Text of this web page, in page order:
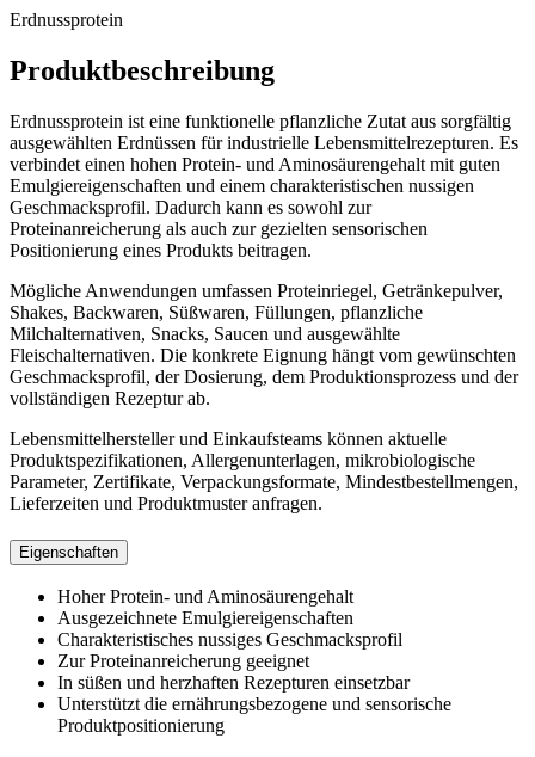
Erdnussprotein
Produktbeschreibung
Erdnussprotein ist eine funktionelle pflanzliche Zutat aus sorgfältig
ausgewählten Erdnüssen für industrielle Lebensmittelrezepturen. Es
verbindet einen hohen Protein- und Aminosäurengehalt mit guten
Emulgiereigenschaften und einem charakteristischen nussigen
Geschmacksprofil. Dadurch kann es sowohl zur
Proteinanreicherung als auch zur gezielten sensorischen
Positionierung eines Produkts beitragen.
Mögliche Anwendungen umfassen Proteinriegel, Getränkepulver,
Shakes, Backwaren, Süßwaren, Füllungen, pflanzliche
Milchalternativen, Snacks, Saucen und ausgewählte
Fleischalternativen. Die konkrete Eignung hängt vom gewünschten
Geschmacksprofil, der Dosierung, dem Produktionsprozess und der
vollständigen Rezeptur ab.
Lebensmittelhersteller und Einkaufsteams können aktuelle
Produktspezifikationen, Allergenunterlagen, mikrobiologische
Parameter, Zertifikate, Verpackungsformate, Mindestbestellmengen,
Lieferzeiten und Produktmuster anfragen.
Eigenschaften
Hoher Protein- und Aminosäurengehalt
Ausgezeichnete Emulgiereigenschaften
Charakteristisches nussiges Geschmacksprofil
Zur Proteinanreicherung geeignet
In süßen und herzhaften Rezepturen einsetzbar
Unterstützt die ernährungsbezogene und sensorische
Produktpositionierung